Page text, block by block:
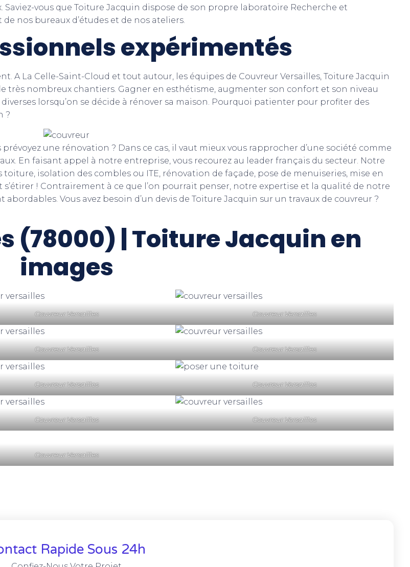
vous que Toiture Jacquin dispose de son propre laboratoire Recherche et
nos bureaux d’études et de nos ateliers.
expérimentés
A La Celle-Saint-Cloud et tout autour, les équipes de Couvreur Versailles, Toiture Jacquin
très nombreux chantiers. Gagner en esthétisme, augmenter son confort et son niveau
lorsqu’on se décide à rénover sa maison. Pourquoi patienter pour profiter des
?
une rénovation ? Dans ce cas, il vaut mieux vous rapprocher d’une société comme
En faisant appel à notre entreprise, vous recourez au leader français du secteur. Notre
isolation des combles ou ITE, rénovation de façade, pose de menuiseries, mise en
! Contrairement à ce que l’on pourrait penser, notre expertise et la qualité de notre
Vous avez besoin d’un devis de Toiture Jacquin sur un travaux de couvreur ?
(78000) | Toiture Jacquin en
images
Couvreur Versailles Couvreur Versailles
Couvreur Versailles Couvreur Versailles
Couvreur Versailles Couvreur Versailles
Couvreur Versailles Couvreur Versailles
Couvreur Versailles
Rapide Sous 24h